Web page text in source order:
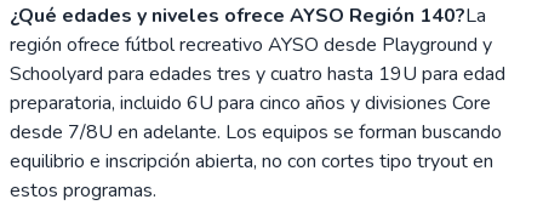
¿Qué edades y niveles ofrece AYSO Región 140?La
región ofrece fútbol recreativo AYSO desde Playground y
Schoolyard para edades tres y cuatro hasta 19U para edad
preparatoria, incluido 6U para cinco años y divisiones Core
desde 7/8U en adelante. Los equipos se forman buscando
equilibrio e inscripción abierta, no con cortes tipo tryout en
estos programas.